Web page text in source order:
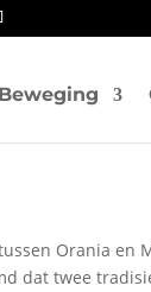
Orania en
dat twee